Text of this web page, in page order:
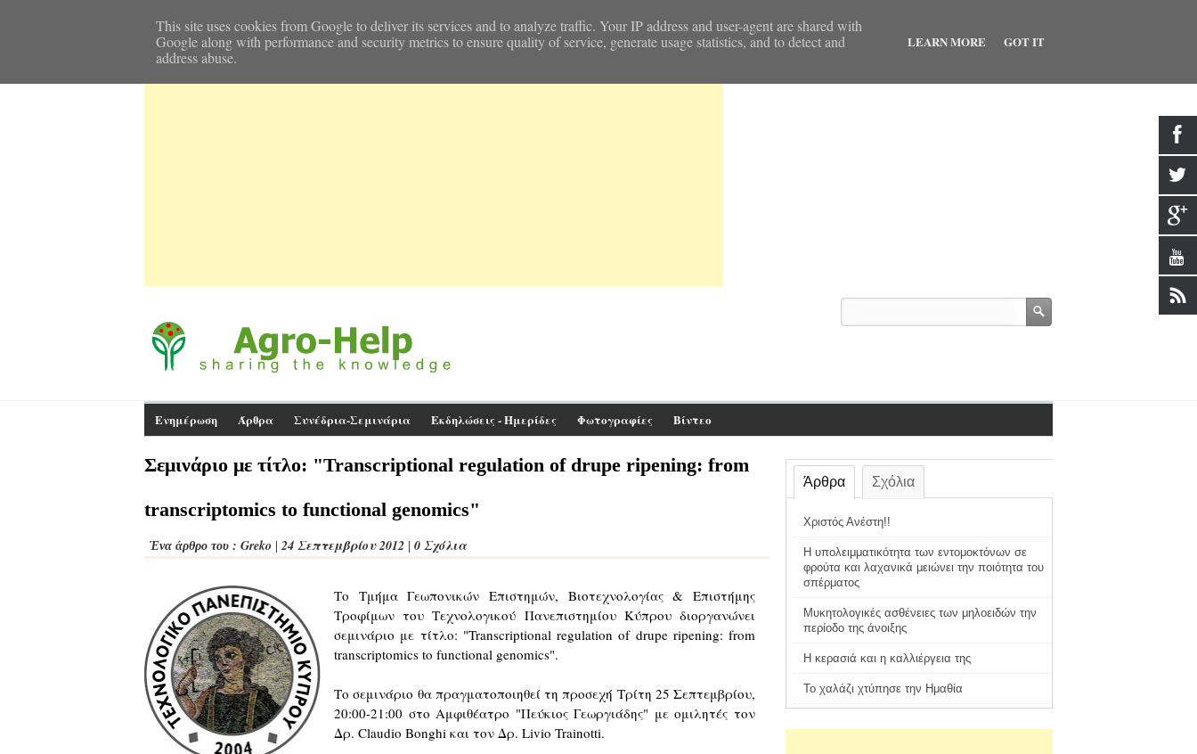
Ενημέρωση Άρθρα Συνέδρια-Σεμινάρια Εκδηλώσεις - Ημερίδες Φωτογραφίες Βίντεο
Σεμινάριο με τίτλο: "Transcriptional regulation of drupe ripening: from
transcriptomics to functional genomics"
Ένα άρθρο του : Greko |24 Σεπτεμβρίου 2012 0 Σχόλια
Το Τμήμα Γεωπονικών Επιστημών, Βιοτεχνολογίας & Επιστήμης
Τροφίμων του Τεχνολογικού Πανεπιστημίου Κύπρου διοργανώνει
σεμινάριο με τίτλο: "Transcriptional regulation of drupe ripening: from
transcriptomics to functional genomics".
Το σεμινάριο θα πραγματοποιηθεί τη προσεχή Τρίτη 25 Σεπτεμβρίου,
20:00-21:00 στο Αμφιθέατρο "Πεύκιος Γεωργιάδης" με ομιλητές τον
Δρ. Claudio Bonghi και τον Δρ. Livio Trainotti.
Άρθρα Σχόλια
Χριστός Ανέστη!!
Η υπολειμματικότητα των εντομοκτόνων σε
φρούτα και λαχανικά μειώνει την ποιότητα του
σπέρματος
Μυκητολογικές ασθένειες των μηλοειδών την
περίοδο της άνοιξης
Η κερασιά και η καλλιέργεια της
Το χαλάζι χτύπησε την Ημαθία
This site uses cookies from Google to deliver its services and to analyze traffic. Your IP address and user-agent are shared with
Google along with performance and security metrics to ensure quality of service, generate usage statistics, and to detect and
address abuse.
LEARN MORE GOT IT